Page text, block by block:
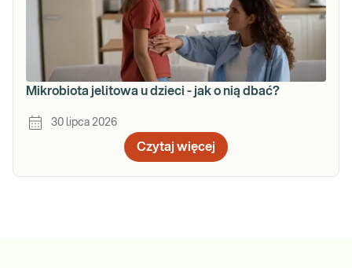
Mikrobiota jelitowa u dzieci - jak o nią dbać?
30 lipca 2026
Czytaj więcej